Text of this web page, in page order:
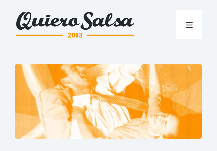
treści
Menu